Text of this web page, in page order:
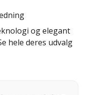
og elegant
hele deres udvalg